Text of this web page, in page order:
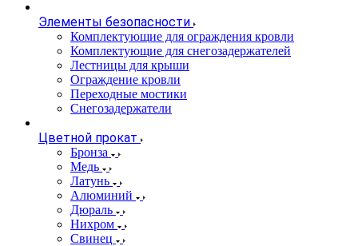
Элементы безопасности
Комплектующие для ограждения кровли
Комплектующие для снегозадержателей
Лестницы для крыши
Ограждение кровли
Переходные мостики
Снегозадержатели
Цветной прокат
Бронза
Медь
Латунь
Алюминий
Дюраль
Нихром
Свинец